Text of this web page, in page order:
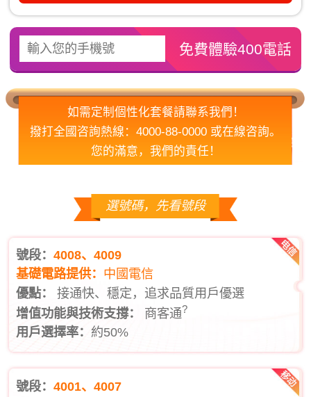
如需定制個性化套餐請聯系我們！
撥打全國咨詢熱線：4000-88-0000 或在線咨詢。
您的滿意，我們的責任！
選號碼，先看號段
號段：4008、4009
基礎電路提供： 中國電信
優點：
接通快、穩定，追求品質用戶優選
增值功能與技術支撐：
商客通?
用戶選擇率： 約50%
號段：4001、4007